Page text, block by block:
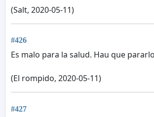
(Salt, 2020-05-11)
#426
Es malo para la salud. Hau que
(El rompido, 2020-05-11)
#427